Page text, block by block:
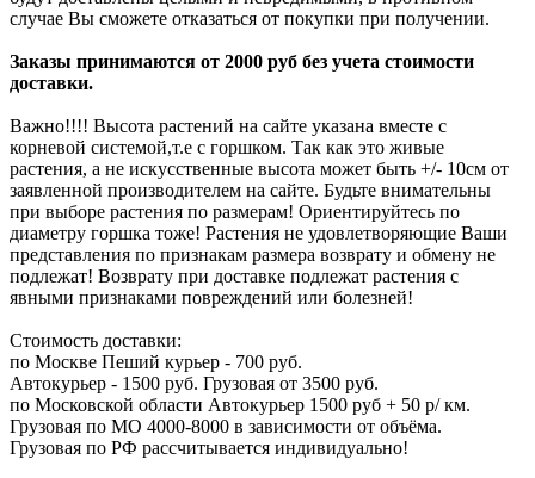
случае Вы сможете отказаться от покупки при получении.
Заказы принимаются от 2000 руб без учета стоимости
доставки.
Важно!!!! Высота растений на сайте указана вместе с
корневой системой,т.е с горшком. Так как это живые
растения, а не искусственные высота может быть +/- 10см от
заявленной производителем на сайте. Будьте внимательны
при выборе растения по размерам! Ориентируйтесь по
диаметру горшка тоже! Растения не удовлетворяющие Ваши
представления по признакам размера возврату и обмену не
подлежат! Возврату при доставке подлежат растения с
явными признаками повреждений или болезней!
Стоимость доставки:
по Москве Пеший курьер - 700 руб.
Автокурьер - 1500 руб. Грузовая от 3500 руб.
по Московской области Автокурьер 1500 руб + 50 р/ км.
Грузовая по МО 4000-8000 в зависимости от объёма.
Грузовая по РФ рассчитывается индивидуально!